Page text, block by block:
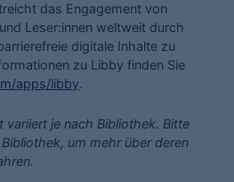
das Engagement von
Leser:innen weltweit durch
digitale Inhalte zu
zu Libby finden Sie
apps/libby.
variiert je nach Bibliothek. Bitte
um mehr über deren